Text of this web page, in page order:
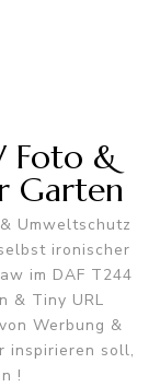
Foto &
Garten
Umweltschutz
ironischer
im DAF T244
& Tiny URL
Werbung &
inspirieren soll,
!